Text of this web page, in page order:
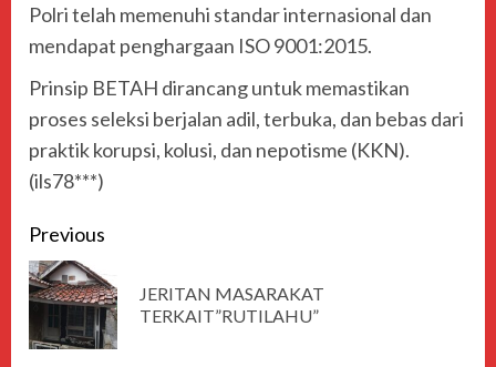
Polri telah memenuhi standar internasional dan
mendapat penghargaan ISO 9001:2015.
Prinsip BETAH dirancang untuk memastikan
proses seleksi berjalan adil, terbuka, dan bebas dari
praktik korupsi, kolusi, dan nepotisme (KKN).
(ils78***)
Previous
JERITAN MASARAKAT
TERKAIT”RUTILAHU”